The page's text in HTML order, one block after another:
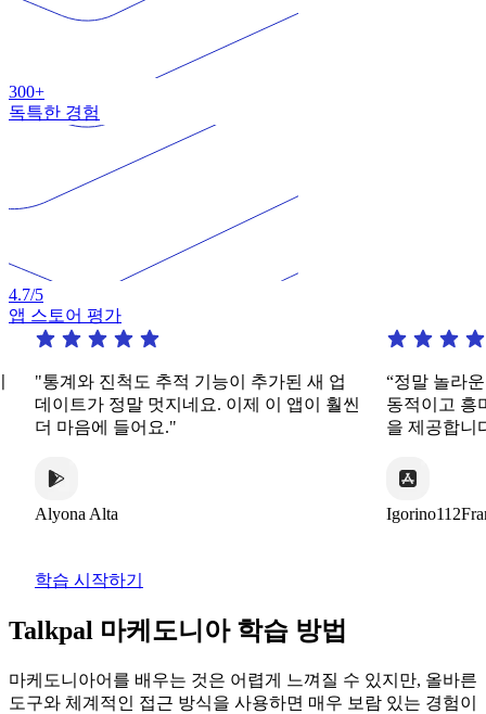
300+
독특한 경험
4.7/5
앱 스토어 평가
와 진척도 추적 기능이 추가된 새 업
트가 정말 멋지네요. 이제 이 앱이 훨씬
음에 들어요."
Alta
“정말 놀라운 앱입
동적이고 흥미로운
을 제공합니다.”
Igorino112France
학습 시작하기
Talkpal 마케도니아 학습 방법
마케도니아어를 배우는 것은 어렵게 느껴질 수 있지만, 올바른
도구와 체계적인 접근 방식을 사용하면 매우 보람 있는 경험이